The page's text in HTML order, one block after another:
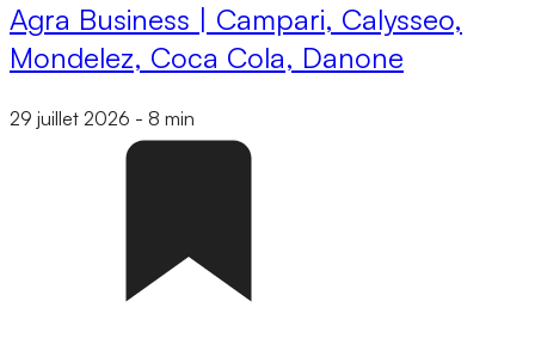
Agra Business | Campari, Calysseo,
Mondelez, Coca Cola, Danone
29 juillet 2026 - 8 min